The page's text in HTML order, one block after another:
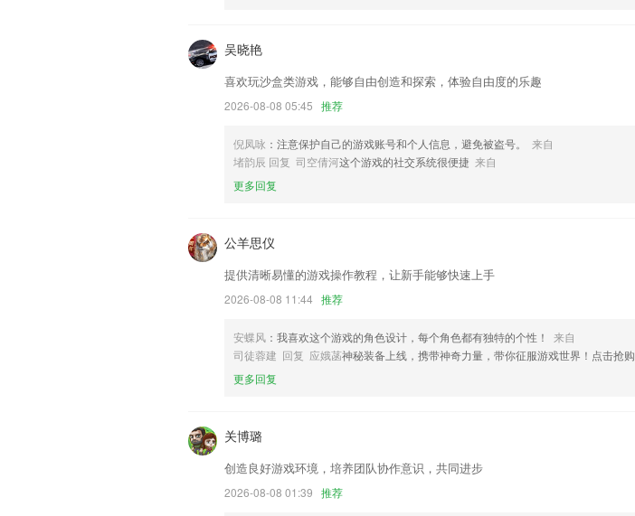
修复QQ登录换设备登录时会无法登录的问题
修复签名问题；
优化软件的性能；
上线“浴室一键呼救”场景
历，以帮助我们更好的对产品进行优化修改。
吴晓艳
喜欢玩沙盒类游戏，能够自由创造和探索，体验自由度的乐趣
2026-08-08 05:45 推荐
倪凤咏 ：注意保护自己的游戏账号和个人信息，避免被盗号。
来自
堵韵辰 回复 司空倩河这个游戏的社交系统很便捷 来自
更多回复
公羊思仪
提供清晰易懂的游戏操作教程，让新手能够快速上手
2026-08-08 11:44 推荐
安蝶风 ：我喜欢这个游戏的角色设计，每个角色都有独特的个性！
来自
司徒蓉建 回复 应娥菡神秘装备上线，携带神奇力量，带你征服游戏世界！点击抢购
更多回复
关博璐
创造良好游戏环境，培养团队协作意识，共同进步
2026-08-08 01:39 推荐